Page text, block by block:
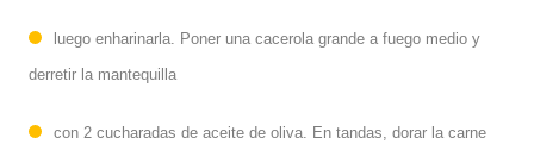
luego enharinarla. Poner una cacerola grande a fuego medio y
derretir la mantequilla
con 2 cucharadas de aceite de oliva. En tandas, dorar la carne